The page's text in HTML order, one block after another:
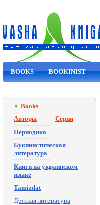
BOOKS BOOKINIST
Books
Авторы
Серии
Периодика
Букинистическая
литература
Книги на украинском
языке
Tamizdat
Детская литература